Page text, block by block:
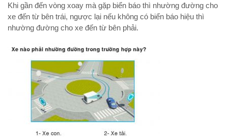
Khi gần đến vòng xoay mà gặp biển báo thì nhường đường cho
xe đến từ bên trái, ngược lại nếu không có biển báo hiệu thì
nhường đường cho xe đến từ bên phải.